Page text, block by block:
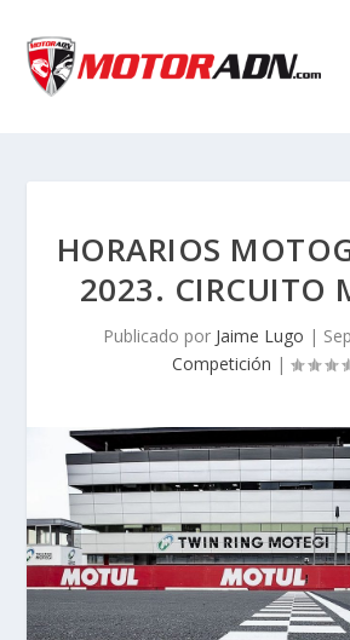
HORARIOS
2023. CIRCUITO
Publicado por Jaime Lugo |
Competición |